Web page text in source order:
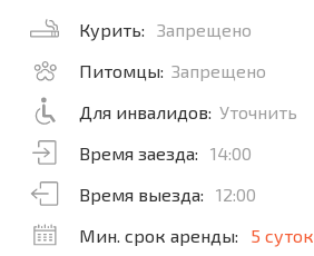
Курить:
Запрещено
Питомцы: Запрещено
Для инвалидов: Уточнить
Время заезда:
14:00
Время выезда:
12:00
Мин. срок аренды:
5 суток